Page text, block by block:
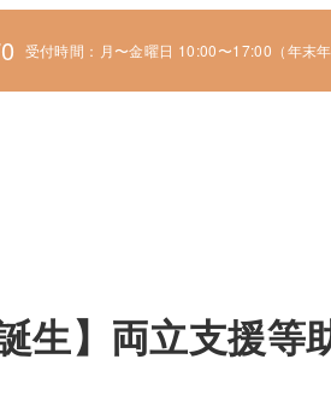
受付時間：月〜金曜日 10:00〜17:00（年末年
生】両立支援等